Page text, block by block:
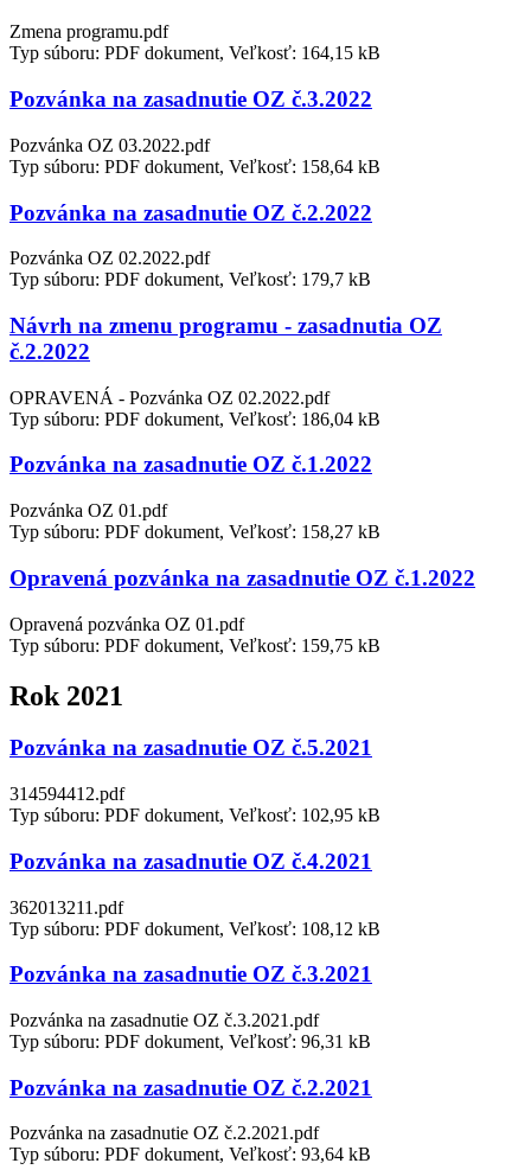
Zmena programu.pdf
Typ súboru: PDF dokument, Veľkosť: 164,15 kB
Pozvánka na zasadnutie OZ č.3.2022
Pozvánka OZ 03.2022.pdf
Typ súboru: PDF dokument, Veľkosť: 158,64 kB
Pozvánka na zasadnutie OZ č.2.2022
Pozvánka OZ 02.2022.pdf
Typ súboru: PDF dokument, Veľkosť: 179,7 kB
Návrh na zmenu programu - zasadnutia OZ
č.2.2022
OPRAVENÁ - Pozvánka OZ 02.2022.pdf
Typ súboru: PDF dokument, Veľkosť: 186,04 kB
Pozvánka na zasadnutie OZ č.1.2022
Pozvánka OZ 01.pdf
Typ súboru: PDF dokument, Veľkosť: 158,27 kB
Opravená pozvánka na zasadnutie OZ č.1.2022
Opravená pozvánka OZ 01.pdf
Typ súboru: PDF dokument, Veľkosť: 159,75 kB
Rok 2021
Pozvánka na zasadnutie OZ č.5.2021
314594412.pdf
Typ súboru: PDF dokument, Veľkosť: 102,95 kB
Pozvánka na zasadnutie OZ č.4.2021
362013211.pdf
Typ súboru: PDF dokument, Veľkosť: 108,12 kB
Pozvánka na zasadnutie OZ č.3.2021
Pozvánka na zasadnutie OZ č.3.2021.pdf
Typ súboru: PDF dokument, Veľkosť: 96,31 kB
Pozvánka na zasadnutie OZ č.2.2021
Pozvánka na zasadnutie OZ č.2.2021.pdf
Typ súboru: PDF dokument, Veľkosť: 93,64 kB